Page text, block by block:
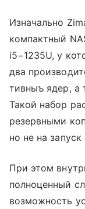
Изначально
компактный
i5−1235U, у
два
тивныъ ядер, а
Такой набор
резервными
но не на
При этом
полноценный
возможность